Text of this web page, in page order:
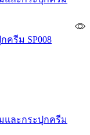
ครีม SP008